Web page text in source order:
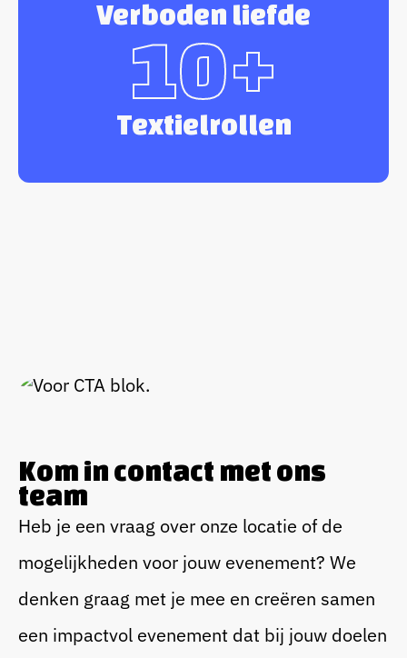
Verboden liefde
10+
Textielrollen
Kom in contact met ons
team
Heb je een vraag over onze locatie of de
mogelijkheden voor jouw evenement? We
denken graag met je mee en creëren samen
een impactvol evenement dat bij jouw doelen